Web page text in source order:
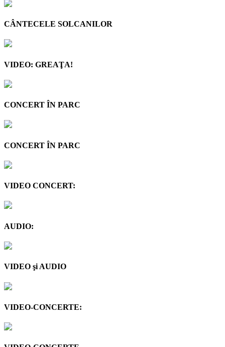
CÂNTECELE SOLCANILOR
VIDEO: GREAŢA!
CONCERT ÎN PARC
CONCERT ÎN PARC
VIDEO CONCERT:
AUDIO:
VIDEO şi AUDIO
VIDEO-CONCERTE: